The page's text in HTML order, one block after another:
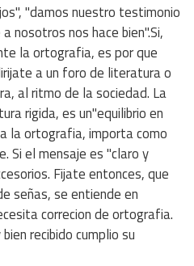
"damos nuestro testimonio
nosotros nos hace bien".Si,
la ortografia, es por que
a un foro de literatura o
al ritmo de la sociedad. La
rigida, es un"equilibrio en
la ortografia, importa como
Si el mensaje es "claro y
Fijate entonces, que
señas, se entiende en
correcion de ortografia.
recibido cumplio su